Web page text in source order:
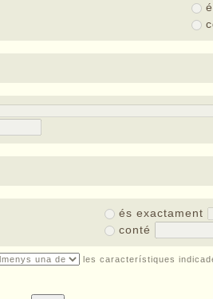
és exactament
conté
les característiques